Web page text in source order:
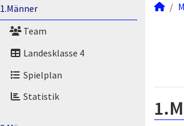
1.Männer
Team
Landesklasse 4
Spielplan
Statistik